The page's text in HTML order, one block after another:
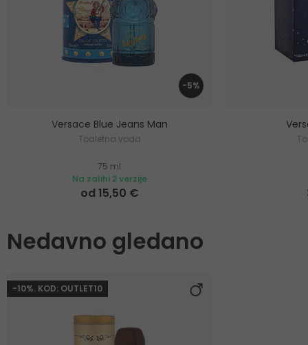
-5%
Versace Blue Jeans Man
Toaletna voda
75 ml
Na zalihi 2 verzije
od 15,50 €
Nedavno gledano
-10%. KOD: OUTLET10